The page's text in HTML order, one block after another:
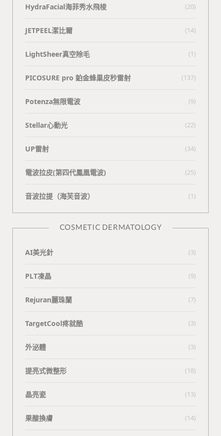
HydraFacial海菲秀水飛梭 (20)
JETPEEL潔比爾 (14)
LightSheer真空除毛 (1)
PICOSURE pro 鉑金蜂巢皮秒雷射 (137)
Potenza無限電波 (9)
Stellar心動光 (22)
UP雷射 (34)
電波拉皮(第四代鳳凰電波) (25)
⾳波拉提（海芙⾳波） (1)
COSMETIC DERMATOLOGY
AI美光針 (3)
PLT凍晶 (9)
Rejuran麗珠蘭 (7)
TargetCool疼就酷 (3)
外泌體 (3)
提亮式微整形 (18)
晶亮瓷 (13)
果酸換膚 (14)